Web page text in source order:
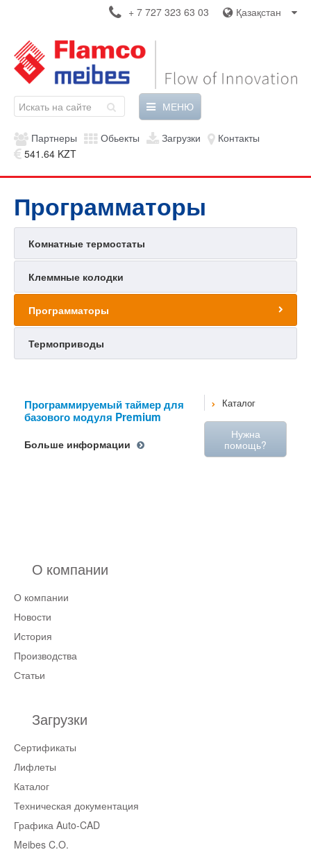
Қазақстан
+ 7 727 323 63 03
МЕНЮ
Партнеры Обьекты Загрузки
Контакты
541.64 KZT
Программаторы
Комнатные термостаты
Клеммные колодки
Программаторы
Термоприводы
Программируемый таймер для
базового модуля Premium
Больше информации
Каталог
Нужна
помощь?
О компании
О компании
Новости
История
Производства
Статьи
Загрузки
Сертификаты
Лифлеты
Каталог
Техническая документация
Графика Auto-CAD
Meibes C.O.